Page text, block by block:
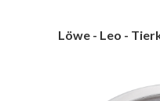
Löwe - Leo -